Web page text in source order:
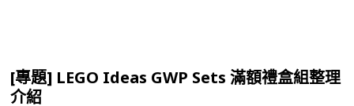
[專題] LEGO Ideas GWP Sets 滿額禮盒組整理
介紹